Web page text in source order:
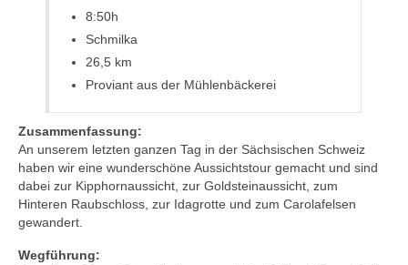
muveBOLDLY
muveFAR
8:50h
Schmilka
26,5 km
Proviant aus der Mühlenbäckerei
Zusammenfassung:
An unserem letzten ganzen Tag in der Sächsischen Schweiz
haben wir eine wunderschöne Aussichtstour gemacht und sind
dabei zur Kipphornaussicht, zur Goldsteinaussicht, zum
Hinteren Raubschloss, zur Idagrotte und zum Carolafelsen
gewandert.
Wegführung: